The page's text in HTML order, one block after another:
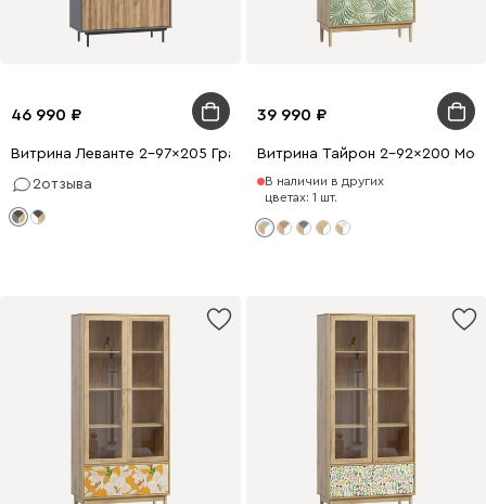
46 990
Витрина Леванте 2-97x205 Графитовый
2отзыва
39 990
Витрина Тайрон 2-92x200
В наличии в других
цветах: 1 шт.